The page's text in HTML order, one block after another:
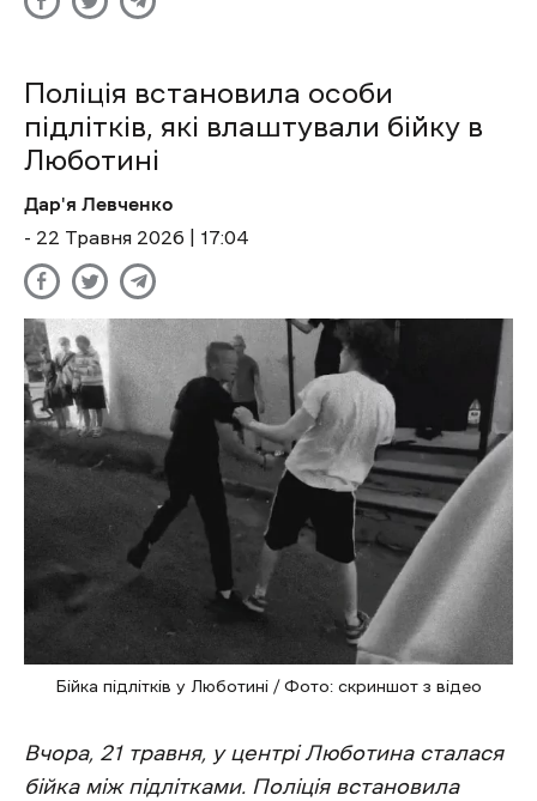
Поліція встановила особи
підлітків, які влаштували бійку в
Люботині
Дар'я Левченко
- 22 Травня 2026 | 17:04
Бійка підлітків у Люботині / Фото: скриншот з відео
Вчора, 21 травня, у центрі Люботина сталася
бійка між підлітками. Поліція встановила